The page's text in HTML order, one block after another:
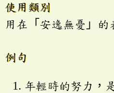
使用類別
用在「安逸無憂」的
例句
年輕時的努力，